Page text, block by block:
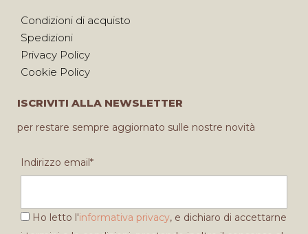
Condizioni di acquisto
Spedizioni
Privacy Policy
Cookie Policy
ISCRIVITI ALLA NEWSLETTER
per restare sempre aggiornato sulle nostre novità
Indirizzo email*
Ho letto l'informativa privacy, e dichiaro di accettarne